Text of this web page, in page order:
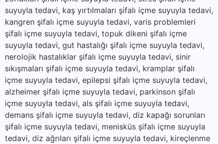
suyuyla tedavi, kaş yırtılmaları şifalı içme suyuyla tedavi,
kangren şifalı içme suyuyla tedavi, varis problemleri
şifalı içme suyuyla tedavi, topuk dikeni şifalı içme
suyuyla tedavi, gut hastalığı şifalı içme suyuyla tedavi,
nerolojik hastalıklar şifalı içme suyuyla tedavi, sinir
sıkışmaları şifalı içme suyuyla tedavi, kramplar şifalı
içme suyuyla tedavi, epilepsi şifalı içme suyuyla tedavi,
alzheimer şifalı içme suyuyla tedavi, parkinson şifalı
içme suyuyla tedavi, als şifalı içme suyuyla tedavi,
demans şifalı içme suyuyla tedavi, diz kapağı sorunları
şifalı içme suyuyla tedavi, menisküs şifalı içme suyuyla
tedavi, diz ağrıları şifalı içme suyuyla tedavi, kireçlenme